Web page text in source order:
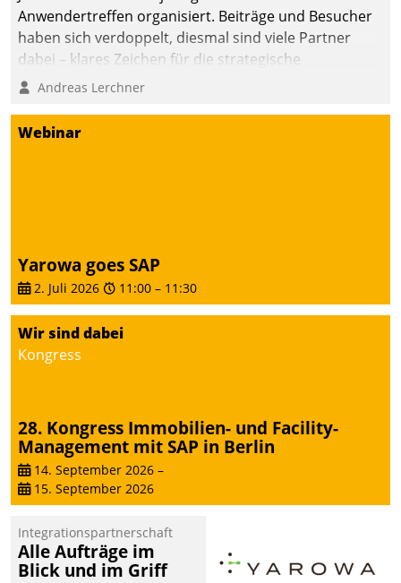
Anwendertreffen organisiert. Beiträge und Besucher
haben sich verdoppelt, diesmal sind viele Partner
dabei – klares Zeichen für die strategische
Fokussierung auf den Kunden.
Andreas Lerchner
Webinar
Yarowa goes SAP
2. Juli 2026 11:00 – 11:30
Wir sind dabei
Kongress
28. Kongress Immobilien- und Facility-
Management mit SAP in Berlin
14. September 2026 –
15. September 2026
Integrationspartnerschaft
Alle Aufträge im
Blick und im Griff